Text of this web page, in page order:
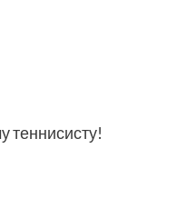
теннисисту!